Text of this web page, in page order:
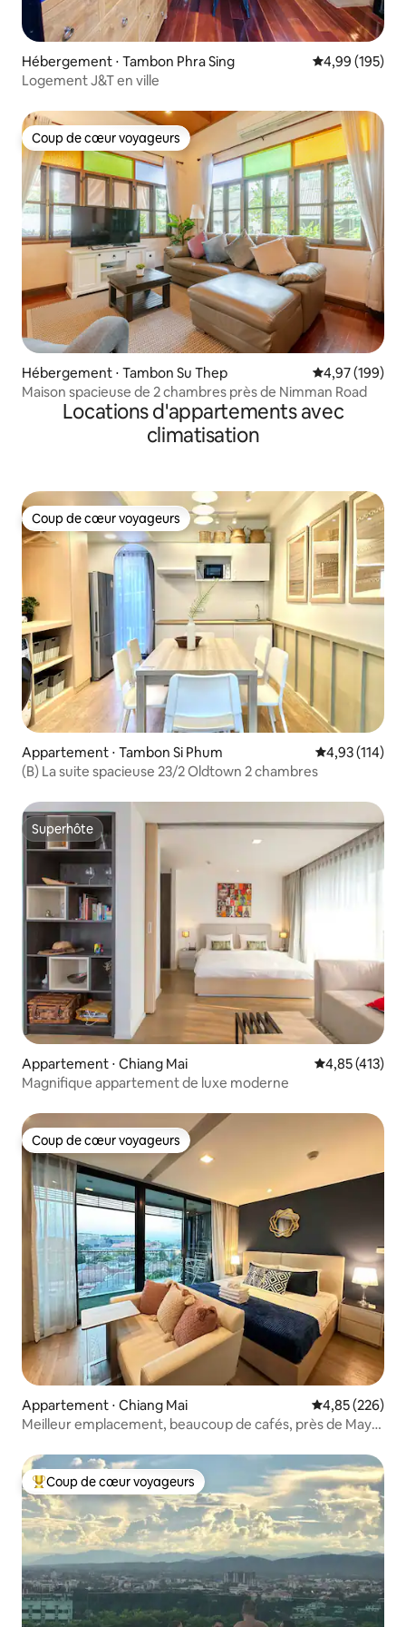
Hébergement ⋅ Tambon Phra Sing Évaluation
4,99 (195)
Logement J&T en ville
Coup de cœur voyageurs
Coup de cœur voyageurs
Hébergement ⋅ Tambon Su Thep Évaluation
4,97 (199)
Maison spacieuse de 2 chambres près de Nimman Road
Locations d'appartements avec
climatisation
Coup de cœur voyageurs
Coup de cœur voyageurs
Appartement ⋅ Tambon Si Phum Évaluation
4,93 (114)
(B) La suite spacieuse 23/2 Oldtown 2 chambres
Superhôte
Superhôte
Appartement ⋅ Chiang Mai Évaluation
4,85 (413)
Magnifique appartement de luxe moderne
Coup de cœur voyageurs
Coup de cœur voyageurs
Appartement ⋅ Chiang Mai Évaluation
4,85 (226)
Meilleur emplacement, beaucoup de cafés, près de Maya
Coups de cœur voyageurs les plus appréciés
Coup de cœur voyageurs